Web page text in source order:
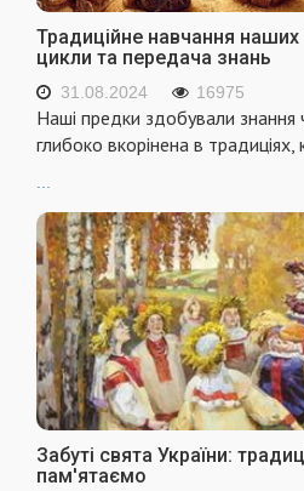
Традиційне навчання наших
цикли та передача знань
31.08.2024 16975
Наші предки здобували знання
глибоко вкорінена в традиціях,
Забуті свята України:
пам'ятаємо